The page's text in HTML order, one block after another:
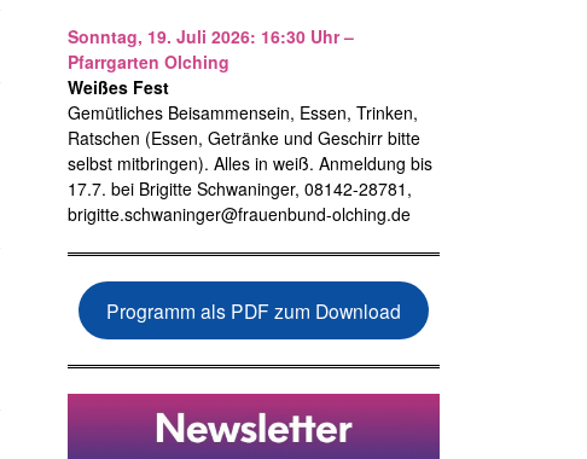
Sonntag, 19. Juli 2026: 16:30 Uhr –
Pfarrgarten Olching
Weißes Fest
Gemütliches Beisammensein, Essen, Trinken,
Ratschen (Essen, Getränke und Geschirr bitte
selbst mitbringen). Alles in weiß. Anmeldung bis
17.7. bei Brigitte Schwaninger, 08142-28781,
brigitte.schwaninger@frauenbund-olching.de
Programm als PDF zum Download